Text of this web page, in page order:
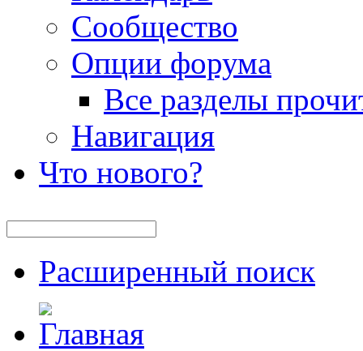
Сообщество
Опции форума
Все разделы
Навигация
Что нового?
Расширенный поиск